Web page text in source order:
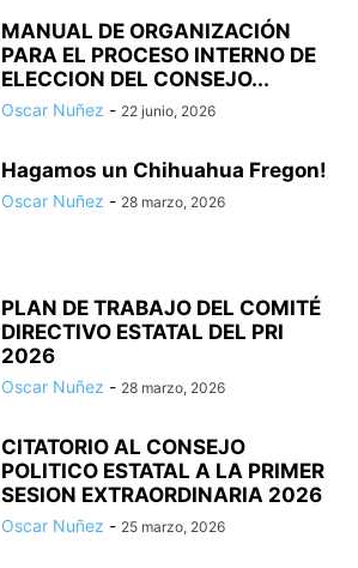
MANUAL DE ORGANIZACIÓN
PARA EL PROCESO INTERNO DE
ELECCION DEL CONSEJO...
Oscar Nuñez - 22 junio, 2026
Hagamos un Chihuahua Fregon!
Oscar Nuñez - 28 marzo, 2026
PLAN DE TRABAJO DEL COMITÉ
DIRECTIVO ESTATAL DEL PRI
2026
Oscar Nuñez - 28 marzo, 2026
CITATORIO AL CONSEJO
POLITICO ESTATAL A LA PRIMER
SESION EXTRAORDINARIA 2026
Oscar Nuñez - 25 marzo, 2026